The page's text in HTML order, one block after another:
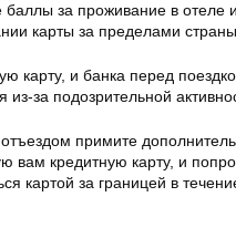
за проживание в отеле и
карты за пределами
карту, и банка перед
за подозрительной
примите
вам кредитную карту, и
картой за границей в